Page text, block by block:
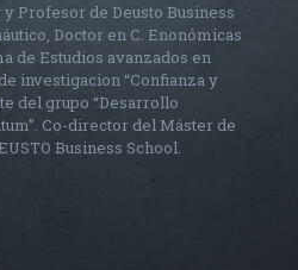
Profesor de Deusto Business
Doctor en C. Enonómicas
de Estudios avanzados en
investigacion “Confianza y
del grupo “Desarrollo
Co-director del Máster de
Business School.